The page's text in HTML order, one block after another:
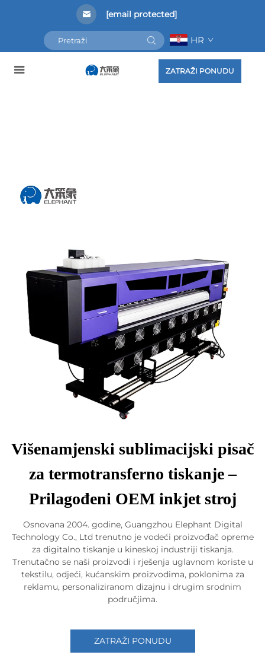
[email protected]
HR
ZATRAŽI PONUDU
Višenamjenski sublimacijski pisač
za termotransferno tiskanje –
Prilagođeni OEM inkjet stroj
Osnovana 2004. godine, Guangzhou Elephant Digital
Technology Co., Ltd trenutno je vodeći proizvođač opreme
za digitalno tiskanje u kineskoj industriji tiskanja.
Trenutačno se naši proizvodi i rješenja uglavnom koriste u
tekstilu, odjeći, kućanskim proizvodima, poklonima za
reklamu, personaliziranom dizajnu i drugim srodnim
područjima.
ZATRAŽI PONUDU